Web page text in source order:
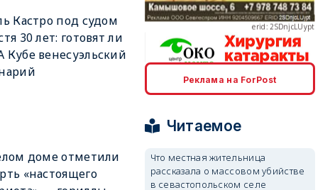
Кастро под судом
30 лет: готовят ли
венесуэльский
доме отметили
«настоящего
erid: 2SDnjcrDNw6
Реклама на ForPost
Читаемое
Что местная жительница
рассказала о массовом убийстве
в севастопольском селе